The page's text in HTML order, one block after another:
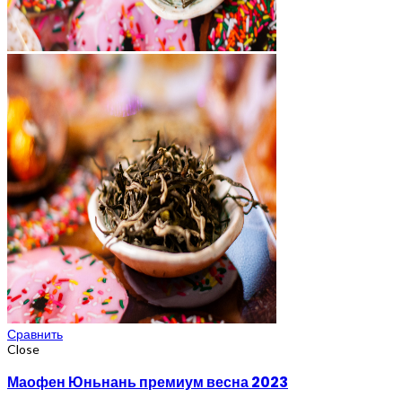
Сравнить
Close
Маофен Юньнань премиум весна 2023